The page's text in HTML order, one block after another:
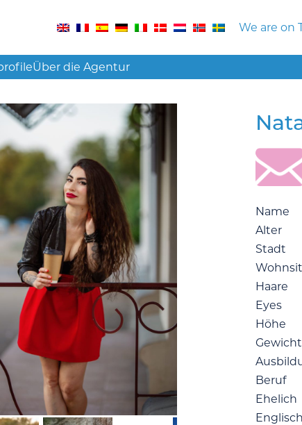
We are on
Über die Agentur
Name
Alter
Stadt
Haare
Eyes
Höhe
Gewicht
Beruf
Ehelich
Englisch